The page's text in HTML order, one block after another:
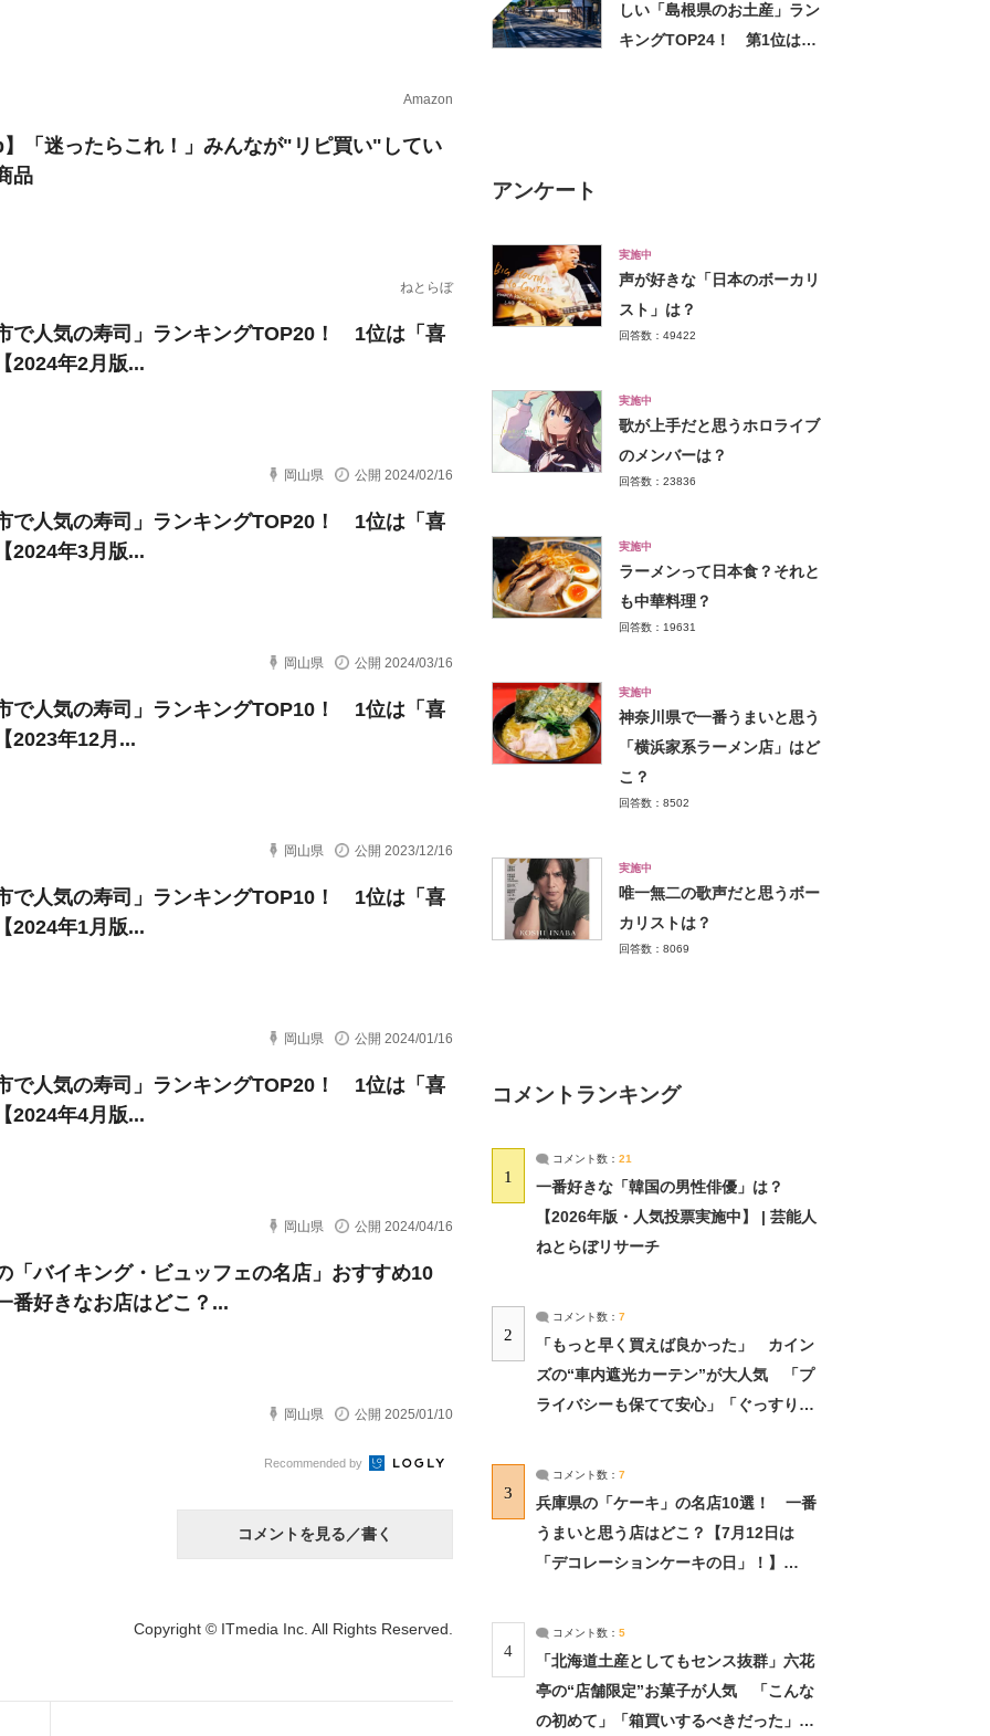
Amazon
「迷ったらこれ！」みんなが"リピ買い"してい
品
ねとらぼ
で人気の寿司」ランキングTOP20！ 1位は「喜
2024年2月版...
岡山県 公開 2024/02/16
で人気の寿司」ランキングTOP20！ 1位は「喜
2024年3月版...
岡山県 公開 2024/03/16
で人気の寿司」ランキングTOP10！ 1位は「喜
2023年12月...
岡山県 公開 2023/12/16
で人気の寿司」ランキングTOP10！ 1位は「喜
2024年1月版...
岡山県 公開 2024/01/16
で人気の寿司」ランキングTOP20！ 1位は「喜
2024年4月版...
岡山県 公開 2024/04/16
「バイキング・ビュッフェの名店」おすすめ10
好きなお店はどこ？...
岡山県 公開 2025/01/10
Recommended by
コメントを見る／書く
Copyright © ITmedia Inc. All Rights Reserved.
しい「島根県のお土産」ラン
キングTOP24！ 第1位は
アンケート
実施中
声が好きな「日本のボーカリ
スト」は？
回答数：49422
実施中
歌が上手だと思うホロライブ
のメンバーは？
回答数：23836
実施中
ラーメンって日本食？それと
も中華料理？
回答数：19631
実施中
神奈川県で一番うまいと思う
「横浜家系ラーメン店」はど
こ？
回答数：8502
実施中
唯一無二の歌声だと思うボー
カリストは？
回答数：8069
コメントランキング
1
コメント数： 21
一番好きな「韓国の男性俳優」は？
【2026年版・人気投票実施中】 | 芸能人
ねとらぼリサーチ
2
コメント数： 7
「もっと早く買えば良かった」 カイン
ズの“車内遮光カーテン”が大人気 「プ
ライバシーも保てて安心」「ぐっすり眠
3
コメント数： 7
兵庫県の「ケーキ」の名店10選！ 一番
うまいと思う店はどこ？【7月12日は
「デコレーションケーキの日」！】
4
コメント数： 5
「北海道土産としてもセンス抜群」六花
亭の“店舗限定”お菓子が人気 「こんな
の初めて」「箱買いするべきだった」